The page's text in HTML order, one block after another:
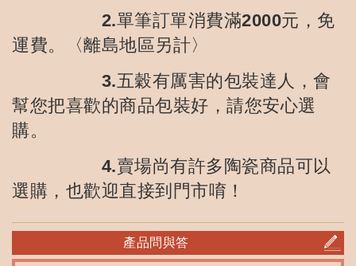
2.單筆訂單消費滿2000元，免
運費。〈離島地區另計〉
3.五穀有厲害的包裝達人，會
幫您把喜歡的商品包裝好，請您安心選
購。
4.賣場尚有許多陶瓷商品可以
選購，也歡迎直接到門市唷！
產品問與答